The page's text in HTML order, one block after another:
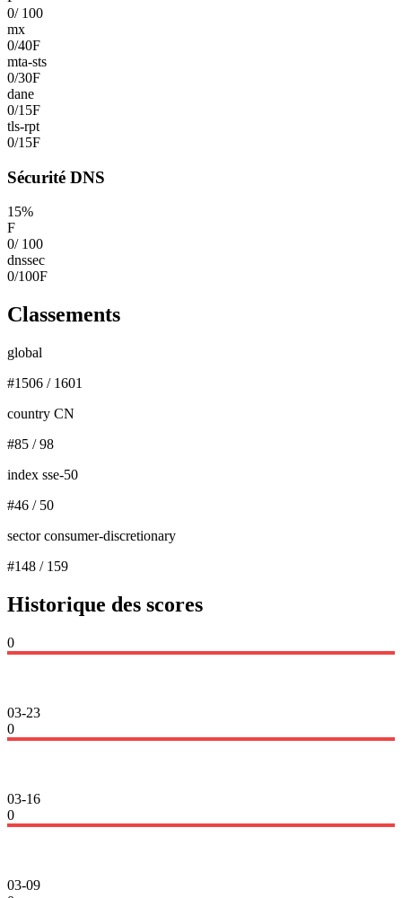
0/ 100
mx
0/40F
mta-sts
0/30F
dane
0/15F
tls-rpt
0/15F
Sécurité DNS
15%
F
0/ 100
dnssec
0/100F
Classements
global
#1506 / 1601
country CN
#85 /98
index sse-50
#46 / 50
sector consumer-discretionary
#148 / 159
Historique des scores
0
03-23
0
03-16
0
03-09